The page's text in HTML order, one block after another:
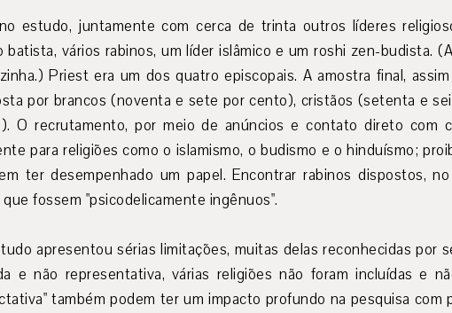
estudo, juntamente com cerca de trinta outros líderes
vários rabinos, um líder islâmico e um roshi zen-budista.
Priest era um dos quatro episcopais. A amostra final,
por brancos (noventa e sete por cento), cristãos (setenta e
O recrutamento, por meio de anúncios e contato direto com
para religiões como o islamismo, o budismo e o hinduísmo;
ter desempenhado um papel. Encontrar rabinos dispostos,
fossem "psicodelicamente ingênuos".
apresentou sérias limitações, muitas delas reconhecidas por
e não representativa, várias religiões não foram incluídas e
também podem ter um impacto profundo na pesquisa com